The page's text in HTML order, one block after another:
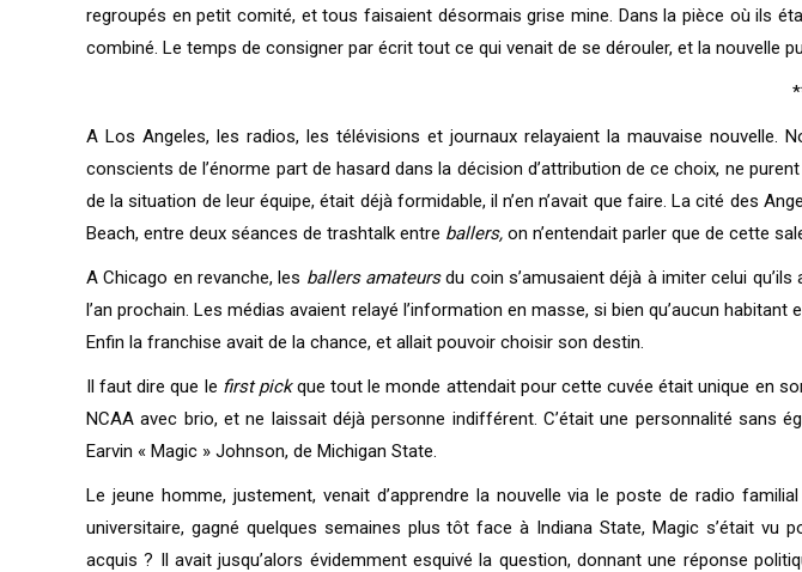
regroupés en petit comité, et tous faisaient désormais grise mine. Dans la pièce où ils
combiné. Le temps de consigner par écrit tout ce qui venait de se dérouler, et la nouvelle
A Los Angeles, les radios, les télévisions et journaux relayaient la mauvaise nouvelle.
conscients de l’énorme part de hasard dans la décision d’attribution de ce choix, ne
de la situation de leur équipe, était déjà formidable, il n’en n’avait que faire. La cité des
Beach, entre deux séances de trashtalk entre ballers, on n’entendait parler que de cette
A Chicago en revanche, les ballers amateursdu coin s’amusaient déjà à imiter celui
l’an prochain. Les médias avaient relayé l’information en masse, si bien qu’aucun
Enfin la franchise avait de la chance, et allait pouvoir choisir son destin.
Il faut dire que le first pickque tout le monde attendait pour cette cuvée était unique en
NCAA avec brio, et ne laissait déjà personne indifférent. C’était une personnalité sans
Earvin « Magic » Johnson, de Michigan State.
Le jeune homme, justement, venait d’apprendre la nouvelle via le poste de radio
universitaire, gagné quelques semaines plus tôt face à Indiana State, Magic s’était vu
acquis ? Il avait jusqu’alors évidemment esquivé la question, donnant une réponse